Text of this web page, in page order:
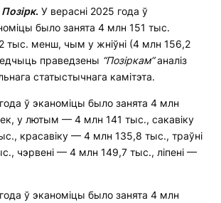
Позірк. У верасні 2025 года ў
было занята 4 млн 151 тыс.
тыс. менш, чым у жніўні (4 млн 156,2
праведзены “Позіркам”аналіз
статыстычнага камітэта.
ў эканоміцы было занята 4 млн
у лютым — 4 млн 141 тыс., сакавіку
красавіку — 4 млн 135,8 тыс., траўні
чэрвені — 4 млн 149,7 тыс., ліпені —
ў эканоміцы было занята 4 млн